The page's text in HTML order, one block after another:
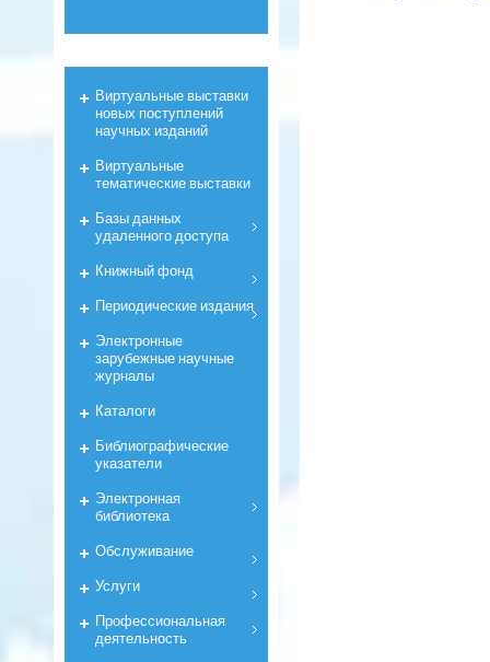
Виртуальные выставки
новых поступлений
научных изданий
Виртуальные
тематические выставки
Базы данных
удаленного доступа
Книжный фонд
Периодические издания
Электронные
зарубежные научные
журналы
Каталоги
Библиографические
указатели
Электронная
библиотека
Обслуживание
Услуги
Профессиональная
деятельность